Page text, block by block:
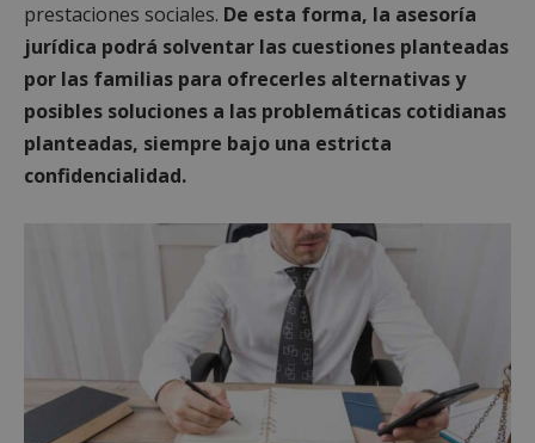
prestaciones sociales. De esta forma, la asesoría
jurídica podrá solventar las cuestiones planteadas
por las familias para ofrecerles alternativas y
posibles soluciones a las problemáticas cotidianas
planteadas, siempre bajo una estricta
confidencialidad.